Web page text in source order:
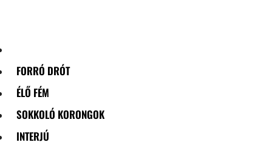
FORRÓ DRÓT
ÉLŐ FÉM
SOKKOLÓ KORONGOK
INTERJÚ